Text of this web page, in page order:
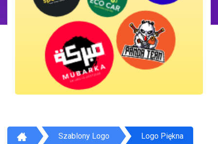
Szablony Logo Logo Piękna